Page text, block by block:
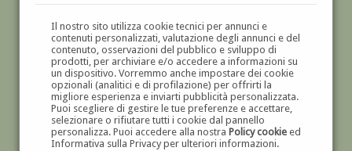
Il nostro sito utilizza cookie tecnici per annunci e
contenuti personalizzati, valutazione degli annunci e del
contenuto, osservazioni del pubblico e sviluppo di
prodotti, per archiviare e/o accedere a informazioni su
un dispositivo. Vorremmo anche impostare dei cookie
opzionali (analitici e di profilazione) per offrirti la
migliore esperienza e inviarti pubblicità personalizzata.
Puoi scegliere di gestire le tue preferenze e accettare,
selezionare o rifiutare tutti i cookie dal pannello
personalizza. Puoi accedere alla nostra Policy cookieed
Informativa sulla Privacy per ulteriori informazioni.
GALLERIAD'ARTE
DIPINTI E SCULTURE '800 E '900